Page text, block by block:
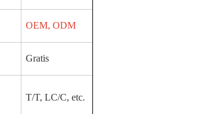
OEM, ODM
Gratis
T/T, LC/C, etc.